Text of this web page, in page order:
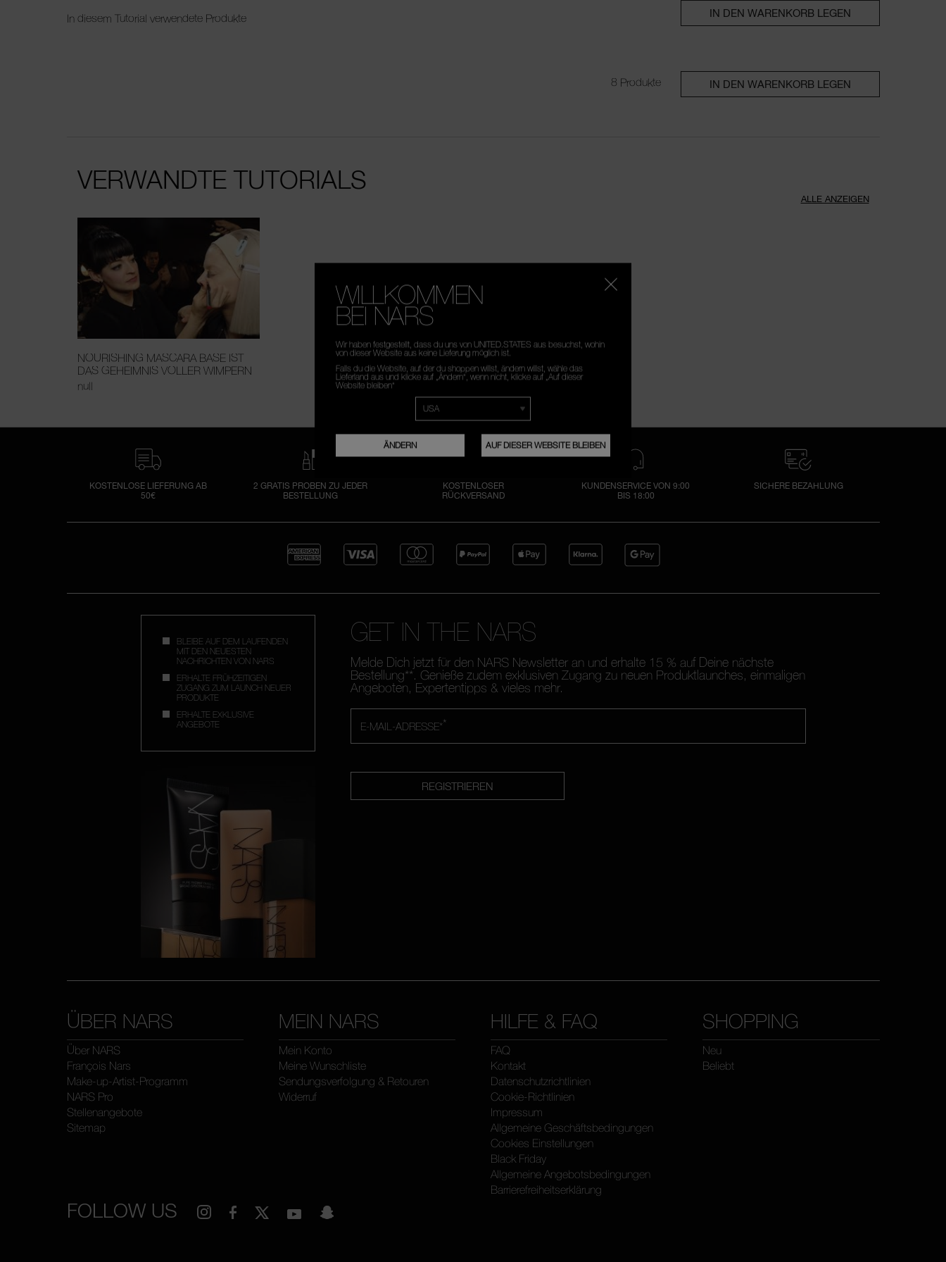
In diesem Tutorial verwendete Produkte IN DEN WARENKORB LEGEN
8 Produkte IN DEN WARENKORB LEGEN
VERWANDTE TUTORIALS
ALLE ANZEIGEN
NOURISHING MASCARA BASE IST
DAS GEHEIMNIS VOLLER WIMPERN
null
KOSTENLOSE LIEFERUNG AB
50€
2 GRATIS PROBEN ZU JEDER
BESTELLUNG
KOSTENLOSER
RÜCKVERSAND
KUNDENSERVICE VON 9:00
BIS 18:00
SICHERE BEZAHLUNG
BLEIBE AUF DEM LAUFENDEN
MIT DEN NEUESTEN
NACHRICHTEN VON NARS
ERHALTE FRÜHZEITIGEN
ZUGANG ZUM LAUNCH NEUER
PRODUKTE
ERHALTE EXKLUSIVE
ANGEBOTE
GET IN THE NARS
Melde Dich jetzt für den NARS Newsletter an und erhalte 15 % auf Deine nächste
Bestellung**. Genieße zudem exklusiven Zugang zu neuen Produktlaunches, einmaligen
Angeboten, Expertentipps & vieles mehr.
*
E-MAIL-ADRESSE*
REGISTRIEREN
ÜBER NARS
Über NARS
François Nars
Make-up-Artist-Programm
NARS Pro
Stellenangebote
Sitemap
MEIN NARS
Mein Konto
Meine Wunschliste
Sendungsverfolgung & Retouren
Widerruf
HILFE & FAQ
FAQ
Kontakt
Datenschutzrichtlinien
Cookie-Richtlinien
Impressum
Allgemeine Geschäftsbedingungen
Cookies Einstellungen
Black Friday
Allgemeine Angebotsbedingungen
Barrierefreiheitserklärung
SHOPPING
Neu
Beliebt
FOLLOW US
WILLKOMMEN
BEI NARS
Wir haben festgestellt, dass du uns von UNITED.STATES aus besuchst, wohin
von dieser Website aus keine Lieferung möglich ist.
Falls du die Website, auf der du shoppen willst, ändern willst, wähle das
Lieferland aus und klicke auf „Ändern“, wenn nicht, klicke auf „Auf dieser
Website bleiben“
ÄNDERN AUF DIESER WEBSITE BLEIBEN